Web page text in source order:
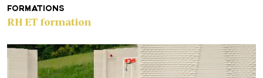
FORMATIONS
RH ET formation